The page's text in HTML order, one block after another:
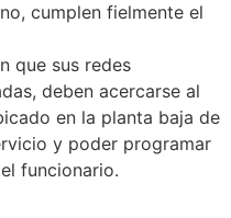
cumplen fielmente el
que sus redes
deben acercarse al
en la planta baja de
y poder programar
funcionario.